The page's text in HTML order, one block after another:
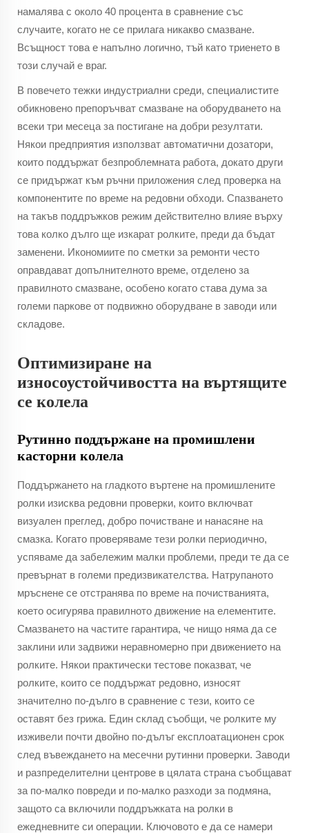
намалява с около 40 процента в сравнение със
случаите, когато не се прилага никакво смазване.
Всъщност това е напълно логично, тъй като триенето в
този случай е враг.
В повечето тежки индустриални среди, специалистите
обикновено препоръчват смазване на оборудването на
всеки три месеца за постигане на добри резултати.
Някои предприятия използват автоматични дозатори,
които поддържат безпроблемната работа, докато други
се придържат към ръчни приложения след проверка на
компонентите по време на редовни обходи. Спазването
на такъв поддръжков режим действително влияе върху
това колко дълго ще изкарат ролките, преди да бъдат
заменени. Икономиите по сметки за ремонти често
оправдават допълнителното време, отделено за
правилното смазване, особено когато става дума за
големи паркове от подвижно оборудване в заводи или
складове.
Оптимизиране на
износоустойчивостта на въртящите
се колела
Рутинно поддържане на промишлени
касторни колела
Поддържането на гладкото въртене на промишлените
ролки изисква редовни проверки, които включват
визуален преглед, добро почистване и нанасяне на
смазка. Когато проверяваме тези ролки периодично,
успяваме да забележим малки проблеми, преди те да се
превърнат в големи предизвикателства. Натрупаното
мръснене се отстранява по време на почистванията,
което осигурява правилното движение на елементите.
Смазването на частите гарантира, че нищо няма да се
заклини или задвижи неравномерно при движението на
ролките. Някои практически тестове показват, че
ролките, които се поддържат редовно, износят
значително по-дълго в сравнение с тези, които се
оставят без грижа. Един склад съобщи, че ролките му
изживели почти двойно по-дълъг експлоатационен срок
след въвеждането на месечни рутинни проверки. Заводи
и разпределителни центрове в цялата страна съобщават
за по-малко повреди и по-малко разходи за подмяна,
защото са включили поддръжката на ролки в
ежедневните си операции. Ключовото е да се намери